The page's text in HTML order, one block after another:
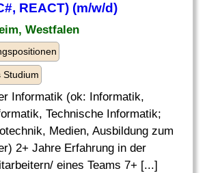
REACT) (m/w/d)
Westfalen
Studium
Informatik (ok: Informatik,
Technische Informatik;
Medien, Ausbildung zum
2+ Jahre Erfahrung in der
eines Teams 7+ [...]